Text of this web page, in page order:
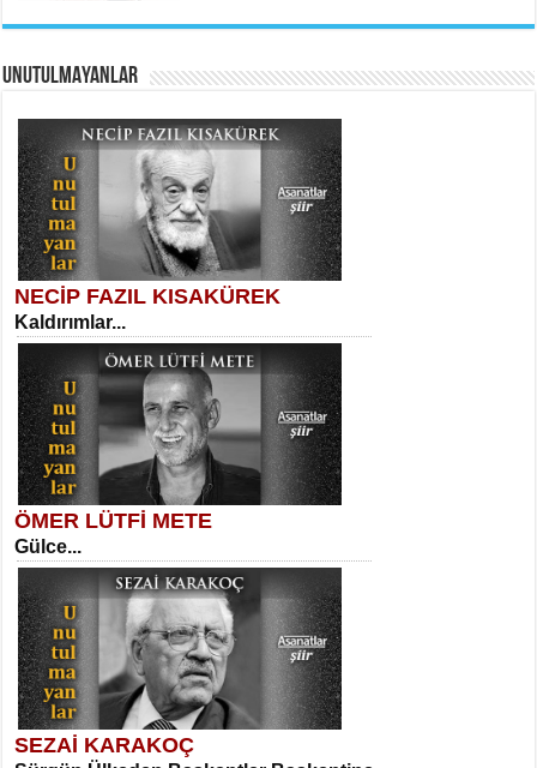
AHMET URFALI
Tahlil Denemesi...
SELAHATTİN YILDIZ
İnsanın Zindanı...
MEHMET TAŞTAN
Vagon’da Bir Şairle...
Meral Yağmur
Eski Bir Şiir...
Kadir Ünal
Ayağıma Dolanan Yokuş...
Mehmet Çoban
Elmira...
UNUTULMAYANLAR
NECİP FAZIL KISAKÜREK
Kaldırımlar...
ÖMER LÜTFİ METE
Gülce...
SEZAİ KARAKOÇ